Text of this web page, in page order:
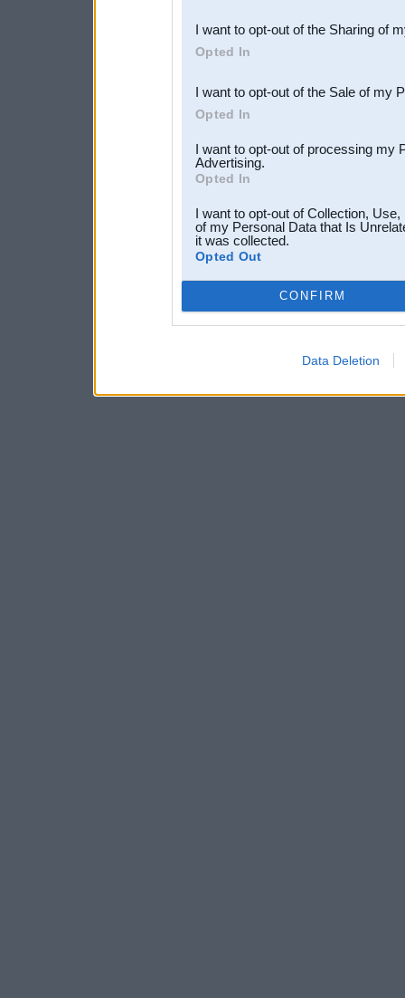
Downstream Participants
third parties.
I want to opt-out of the Sharing of
Opted In
I want to opt-out of the Sale of my
Opted In
I want to opt-out of processing my
Advertising.
Opted In
I want to opt-out of Collection,
of my Personal Data that Is
it was collected.
Opted Out
CONFIRM
Data Deletion